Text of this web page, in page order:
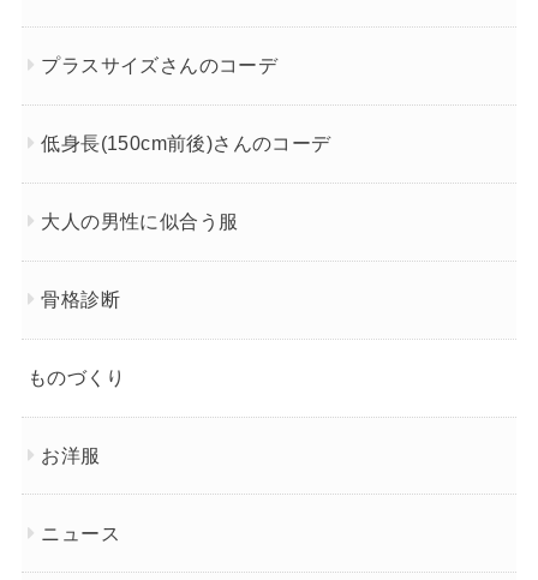
プラスサイズさんのコーデ
低身長(150cm前後)さんのコーデ
大人の男性に似合う服
骨格診断
ものづくり
お洋服
ニュース